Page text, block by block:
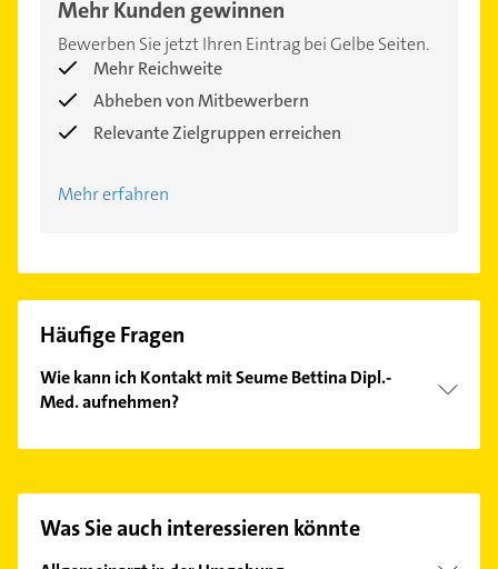
Mehr Kunden gewinnen
Bewerben Sie jetzt Ihren Eintrag bei Gelbe Seiten.
Mehr Reichweite
Abheben von Mitbewerbern
Relevante Zielgruppen erreichen
Mehr erfahren
Häufige Fragen
Wie kann ich Kontakt mit Seume Bettina Dipl.-
Med. aufnehmen?
finden Sie alleKontaktdaten.
Was Sie auch interessieren könnte